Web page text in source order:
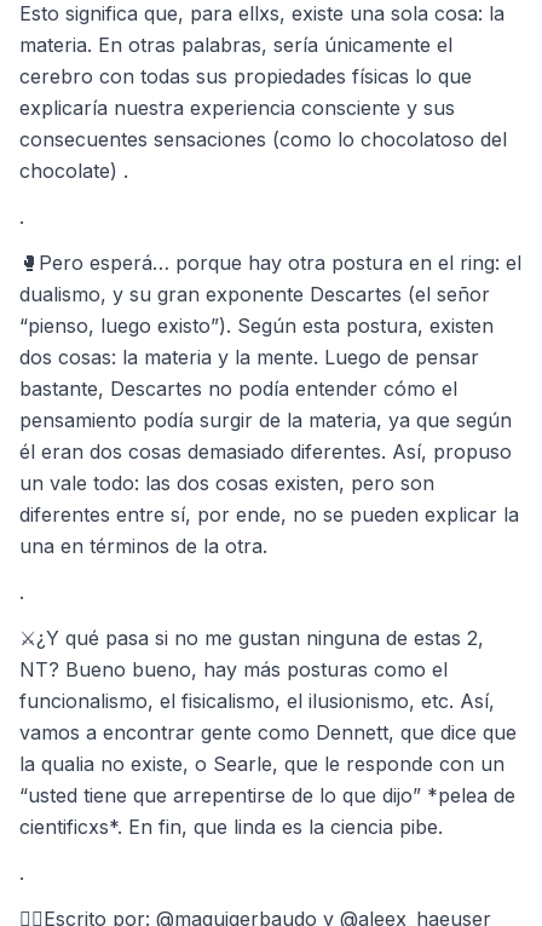
Esto significa que, para ellxs, existe una sola cosa: la
materia. En otras palabras, sería únicamente el
cerebro con todas sus propiedades físicas lo que
explicaría nuestra experiencia consciente y sus
consecuentes sensaciones (como lo chocolatoso del
chocolate) .
.
🥊Pero esperá… porque hay otra postura en el ring: el
dualismo, y su gran exponente Descartes (el señor
“pienso, luego existo”). Según esta postura, existen
dos cosas: la materia y la mente. Luego de pensar
bastante, Descartes no podía entender cómo el
pensamiento podía surgir de la materia, ya que según
él eran dos cosas demasiado diferentes. Así, propuso
un vale todo: las dos cosas existen, pero son
diferentes entre sí, por ende, no se pueden explicar la
una en términos de la otra.
.
⚔️¿Y qué pasa si no me gustan ninguna de estas 2,
NT? Bueno bueno, hay más posturas como el
funcionalismo, el fisicalismo, el ilusionismo, etc. Así,
vamos a encontrar gente como Dennett, que dice que
la qualia no existe, o Searle, que le responde con un
“usted tiene que arrepentirse de lo que dijo” *pelea de
cientificxs*. En fin, que linda es la ciencia pibe.
.
✍🏻Escrito por: @maguigerbaudo y @aleex_haeuser